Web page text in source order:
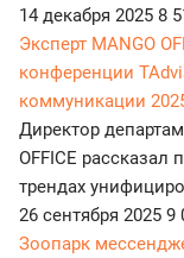
14 декабря 2025 8
Эксперт MANGO
конференции
коммуникации
Директор
OFFICE
трендах
26 сентября 2025 9
Зоопарк